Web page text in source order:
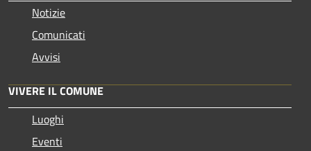
Notizie
Comunicati
Avvisi
VIVERE IL COMUNE
Luoghi
Eventi